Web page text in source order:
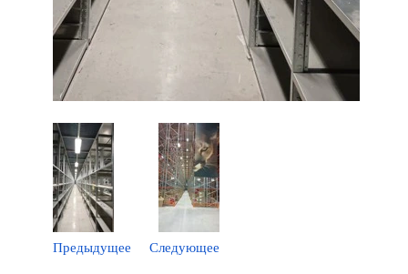
Предыдущее Следующее